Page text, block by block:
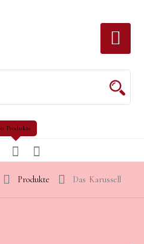
0 Produkte
Produkte Das Karussell